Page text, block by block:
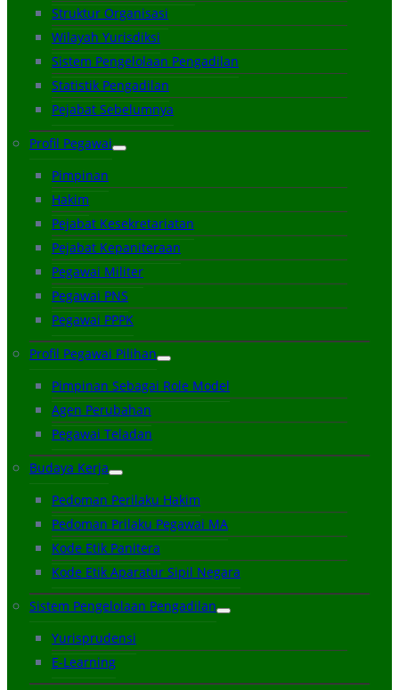
Struktur Organisasi
Wilayah Yurisdiksi
Sistem Pengelolaan Pengadilan
Statistik Pengadilan
Pejabat Sebelumnya
Profil Pegawai
Pimpinan
Hakim
Pejabat Kesekretariatan
Pejabat Kepaniteraan
Pegawai Militer
Pegawai PNS
Pegawai PPPK
Profil Pegawai Pilihan
Pimpinan Sebagai Role Model
Agen Perubahan
Pegawai Teladan
Budaya Kerja
Pedoman Perilaku Hakim
Pedoman Prilaku Pegawai MA
Kode Etik Panitera
Kode Etik Aparatur Sipil Negara
Sistem Pengelolaan Pengadilan
Yurisprudensi
E-Learning